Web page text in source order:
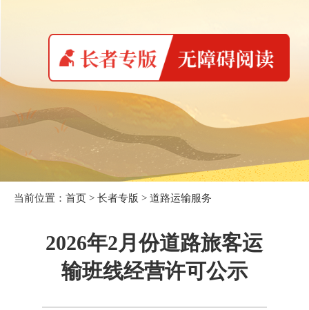
当前位置： 首页 > 长者专版 > 道路运输服务
2026年2月份道路旅客运
输班线经营许可公示